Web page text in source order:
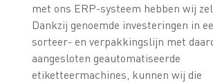
met ons ERP-systeem hebben wij
Dankzij genoemde investeringen in
sorteer- en verpakkingslijn met
aangesloten geautomatiseerde
etiketteermachines, kunnen wij die